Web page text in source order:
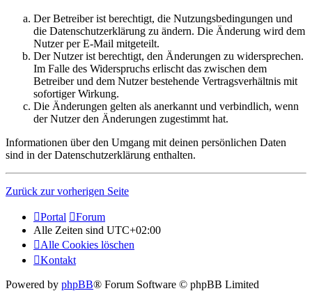
Der Betreiber ist berechtigt, die Nutzungsbedingungen und
die Datenschutzerklärung zu ändern. Die Änderung wird dem
Nutzer per E-Mail mitgeteilt.
Der Nutzer ist berechtigt, den Änderungen zu widersprechen.
Im Falle des Widerspruchs erlischt das zwischen dem
Betreiber und dem Nutzer bestehende Vertragsverhältnis mit
sofortiger Wirkung.
Die Änderungen gelten als anerkannt und verbindlich, wenn
der Nutzer den Änderungen zugestimmt hat.
Informationen über den Umgang mit deinen persönlichen Daten
sind in der Datenschutzerklärung enthalten.
Zurück zur vorherigen Seite
Portal
Forum
Alle Zeiten sind UTC+02:00
Alle Cookies löschen
Kontakt
Powered by phpBB® Forum Software © phpBB Limited